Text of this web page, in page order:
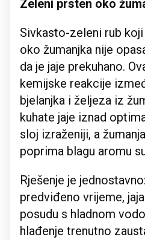
Zeleni prsten oko
Sivkasto-zeleni rub
oko žumanjka nije
da je jaje prekuhano.
kemijske reakcije
bjelanjka i željeza iz
kuhate jaje iznad
sloj izraženiji, a
poprima blagu aromu
Rješenje je
predviđeno vrijeme,
posudu s hladnom
hlađenje trenutno